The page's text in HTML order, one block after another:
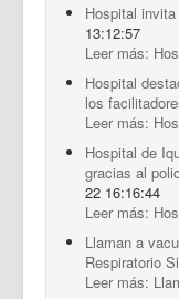
Hospital
13:12:57
Leer más:
Hospital
los
Leer más:
Hospital de
gracias al
22 16:16:44
Leer más:
Llaman a
Respiratorio
Leer más: